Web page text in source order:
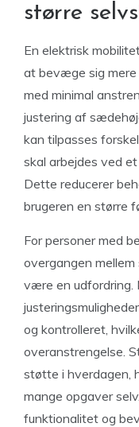
større
En elektrisk
at bevæge sig
med minimal
justering af
kan tilpasses
skal arbejdes ved
Dette reducerer
brugeren en større
For personer med
overgangen
være en udfordring.
og kontrolleret,
overanstrengelse.
støtte i hverdagen,
mange opgaver
funktionalitet og